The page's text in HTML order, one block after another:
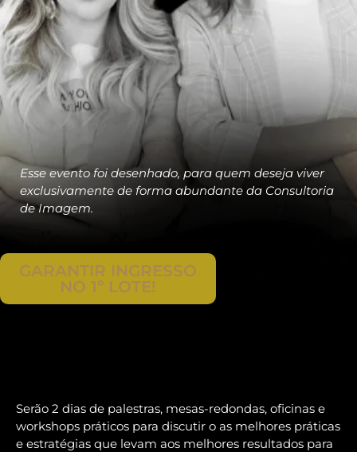
Esse evento foi desenhado, para quem deseja viver
exclusivamente de forma abundante da Consultoria
de Imagem.
GARANTIR INGRESSO
NO 1º LOTE!
Serão 2 dias de palestras, mesas-redondas, oficinas e
workshops práticos para discutir o as melhores práticas
e estratégias que levam aos melhores resultados para